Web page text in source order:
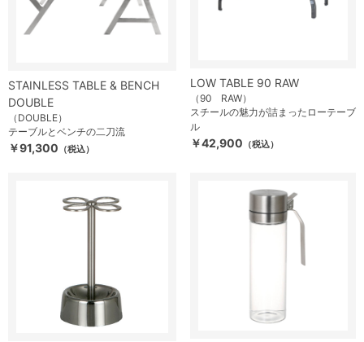
STAINLESS TABLE & BENCH
DOUBLE
（DOUBLE）
テーブルとベンチの二刀流
￥91,300 （税込）
LOW TABLE 90 RAW
（90 RAW）
スチールの魅力が詰まったローテーブ
ル
￥42,900 （税込）